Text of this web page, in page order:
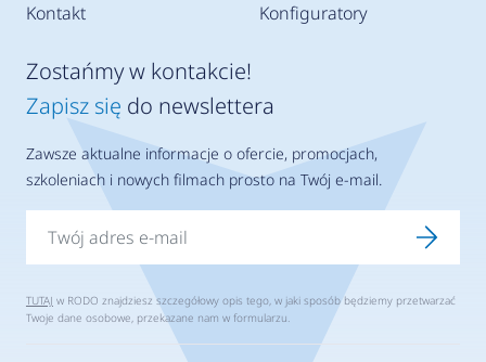
Kontakt Konfiguratory
Zostańmy w kontakcie!
Zapisz się do newslettera
Zawsze aktualne informacje o ofercie, promocjach,
szkoleniach i nowych filmach prosto na Twój e-mail.
TUTAJ w RODO znajdziesz szczegółowy opis tego, w jaki sposób będziemy przetwarzać
Twoje dane osobowe, przekazane nam w formularzu.